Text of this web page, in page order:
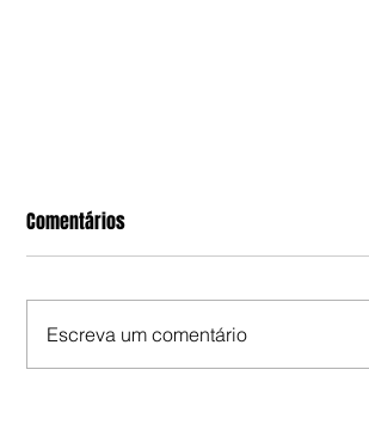
Comentários
Escreva um comentário